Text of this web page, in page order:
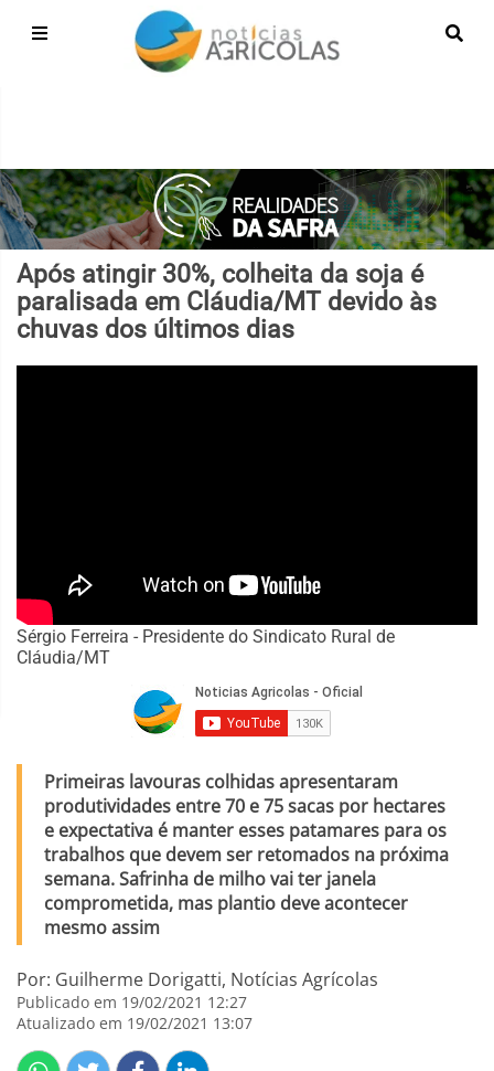
Após atingir 30%, colheita da soja é
paralisada em Cláudia/MT devido às
chuvas dos últimos dias
Sérgio Ferreira - Presidente do Sindicato Rural de
Cláudia/MT
Primeiras lavouras colhidas apresentaram
produtividades entre 70 e 75 sacas por hectares
e expectativa é manter esses patamares para os
trabalhos que devem ser retomados na próxima
semana. Safrinha de milho vai ter janela
comprometida, mas plantio deve acontecer
mesmo assim
Por: Guilherme Dorigatti, Notícias Agrícolas
Publicado em 19/02/2021 12:27
Atualizado em 19/02/2021 13:07